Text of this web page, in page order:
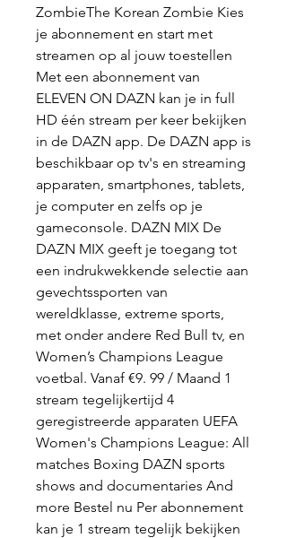
ZombieThe Korean Zombie Kies
je abonnement en start met
streamen op al jouw toestellen
Met een abonnement van
ELEVEN ON DAZN kan je in full
HD één stream per keer bekijken
in de DAZN app. De DAZN app is
beschikbaar op tv's en streaming
apparaten, smartphones, tablets,
je computer en zelfs op je
gameconsole. DAZN MIX De
DAZN MIX geeft je toegang tot
een indrukwekkende selectie aan
gevechtssporten van
wereldklasse, extreme sports,
met onder andere Red Bull tv, en
Women’s Champions League
voetbal. Vanaf €9. 99 / Maand 1
stream tegelijkertijd 4
geregistreerde apparaten UEFA
Women's Champions League: All
matches Boxing DAZN sports
shows and documentaries And
more Bestel nu Per abonnement
kan je 1 stream tegelijk bekijken